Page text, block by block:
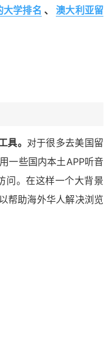
大学排名 、
澳大利亚留
具。 对于很多去美国留
一些国内本土APP听音
问。在这样一个大背景
帮助海外华人解决浏览